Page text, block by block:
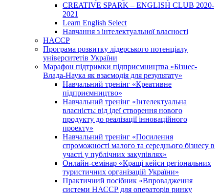
CREATIVE SPARK – ENGLISH CLUB 2020-
2021
Learn English Select
Навчання з інтелектуальної власності
HACCP
Програма розвитку лідерського потенціалу
університетів України
Марафон підтримки підприємництва «Бізнес-
Влада-Наука як взаємодія для результату»
Навчальний тренінг «Креативне
підприємництво»
Навчальний тренінг «Інтелектуальна
власність: від ідеї створення нового
продукту до реалізації інноваційного
проекту»
Навчальний тренінг «Посилення
спроможності малого та середнього бізнесу в
участі у публічних закупівлях»
Онлайн-семінар «Кращі кейси регіональних
туристичних організацій України»
Практичний посібник «Впровадження
системи НАССР для операторів ринку